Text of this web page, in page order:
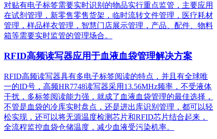
对贴有电子标签需要实时识别的物品实行重点监管，主要应用
在试剂管理，新零售零售货架，临时流转文件管理，医疗耗材
管理，样品样衣管理，智慧门店展示管理，产品、配件、物料
箱等需要实时监管的管理场合。
RFID高频读写器应用于血液血袋管理解决方案
RFID高频读写器具有多电子标签阅读的特点，并且有全球唯
一的ID号，高频HR7748读写器采用13.56MHz频率，不受液体
干扰，多标签阅读能力强，就成了血液血袋管理的最佳选择，
不管是血袋的冷库实时盘点，还是进出库识别管理，都可以轻
松实现，还可以将无源温度检测芯片和RFID芯片结合起来，
全流程监控血袋仓储温度，减少血液受污染机率。